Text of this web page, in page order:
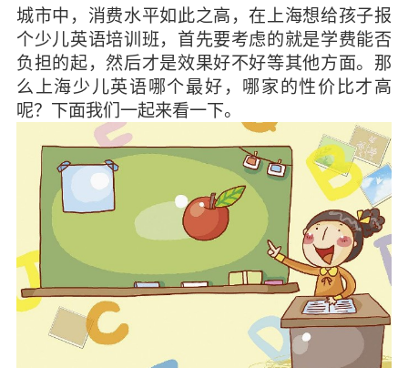
城市中，消费水平如此之高，在上海想给孩子报
个少儿英语培训班，首先要考虑的就是学费能否
负担的起，然后才是效果好不好等其他方面。那
么上海少儿英语哪个最好，哪家的性价比才高
呢？下面我们一起来看一下。